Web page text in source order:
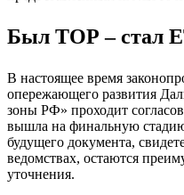
Был ТОР – стал
В настоящее время
опережающего развития
зоны РФ» проходит
вышла на финальную
будущего документа,
ведомствах, остаются
уточнения.